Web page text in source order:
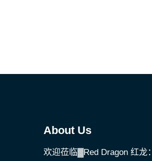
About Us
欢迎莅临▓Red Dragon 红龙：